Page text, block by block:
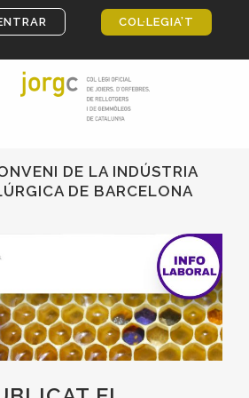
COL·LEGIA’T
DE LA INDÚSTRIA
DE BARCELONA